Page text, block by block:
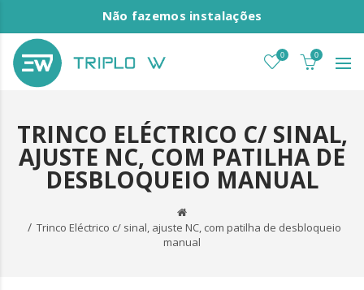
Não fazemos instalações
0 0
TRINCO ELÉCTRICO C/ SINAL,
AJUSTE NC, COM PATILHA DE
DESBLOQUEIO MANUAL
Trinco Eléctrico c/ sinal, ajuste NC, com patilha de desbloqueio
manual